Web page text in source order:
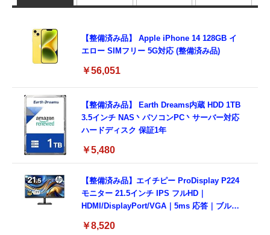
【整備済み品】 Apple iPhone 14 128GB イ
エロー SIMフリー 5G対応 (整備済み品)
￥56,051
【整備済み品】 Earth Dreams内蔵 HDD 1TB
3.5インチ NAS丶パソコンPC丶サーバー対応
ハードディスク 保証1年
￥5,480
【整備済み品】エイチピー ProDisplay P224
モニター 21.5インチ IPS フルHD｜
HDMI/DisplayPort/VGA｜5ms 応答｜ブルー
応
￥8,520